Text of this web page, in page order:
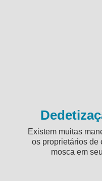
Existem muitas
os proprietários de
mosca em